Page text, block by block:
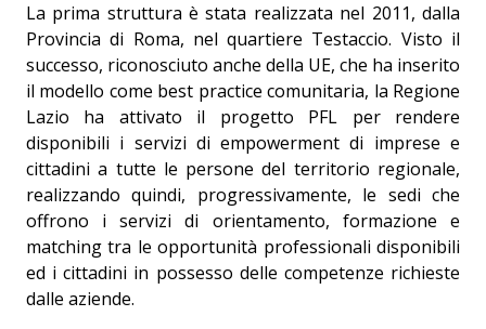
La prima struttura è stata realizzata nel 2011, dalla
Provincia di Roma, nel quartiere Testaccio. Visto il
successo, riconosciuto anche della UE, che ha inserito
il modello come best practice comunitaria, la Regione
Lazio ha attivato il progetto PFL per rendere
disponibili i servizi di empowerment di imprese e
cittadini a tutte le persone del territorio regionale,
realizzando quindi, progressivamente, le sedi che
offrono i servizi di orientamento, formazione e
matching tra le opportunità professionali disponibili
ed i cittadini in possesso delle competenze richieste
dalle aziende.